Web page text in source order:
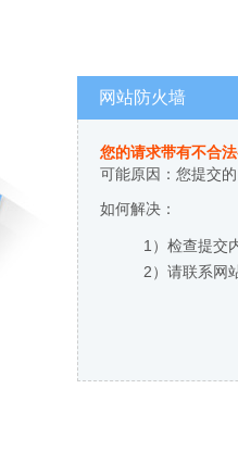
网站防火墙
您的请求带有不合
可能原因：您提交
如何解决：
1）检查提交
2）请联系网